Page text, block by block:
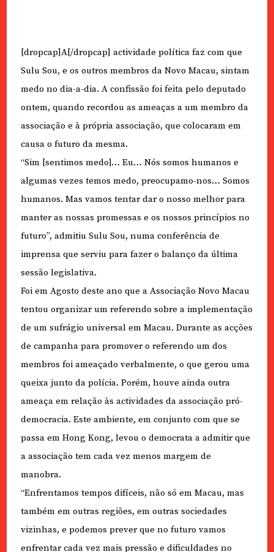
[dropcap]A[/dropcap] actividade política faz com que
Sulu Sou, e os outros membros da Novo Macau, sintam
medo no dia-a-dia. A confissão foi feita pelo deputado
ontem, quando recordou as ameaças a um membro da
associação e à própria associação, que colocaram em
causa o futuro da mesma.
“Sim [sentimos medo]… Eu… Nós somos humanos e
algumas vezes temos medo, preocupamo-nos… Somos
humanos. Mas vamos tentar dar o nosso melhor para
manter as nossas promessas e os nossos princípios no
futuro”, admitiu Sulu Sou, numa conferência de
imprensa que serviu para fazer o balanço da última
sessão legislativa.
Foi em Agosto deste ano que a Associação Novo Macau
tentou organizar um referendo sobre a implementação
de um sufrágio universal em Macau. Durante as acções
de campanha para promover o referendo um dos
membros foi ameaçado verbalmente, o que gerou uma
queixa junto da polícia. Porém, houve ainda outra
ameaça em relação às actividades da associação pró-
democracia. Este ambiente, em conjunto com que se
passa em Hong Kong, levou o democrata a admitir que
a associação tem cada vez menos margem de
manobra.
“Enfrentamos tempos difíceis, não só em Macau, mas
também em outras regiões, em outras sociedades
vizinhas, e podemos prever que no futuro vamos
enfrentar cada vez mais pressão e dificuldades no